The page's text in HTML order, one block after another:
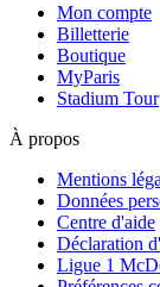
Mon compte
Billetterie
Boutique
MyParis
Stadium Tour
À propos
Mentions
Données
Centre d'aide
Déclaration
Ligue 1